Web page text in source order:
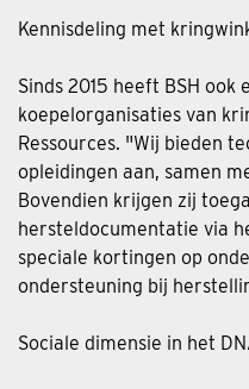
Kennisdeling met
Sinds 2015 heeft BSH
koepelorganisaties van
Ressources. "Wij bieden
opleidingen aan, samen
Bovendien krijgen zij
hersteldocumentatie via
speciale kortingen op
ondersteuning bij
Sociale dimensie in het